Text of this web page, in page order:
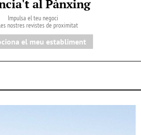
al Pànxing
Impulsa el teu negoci
nostres revistes de proximitat
el meu establiment